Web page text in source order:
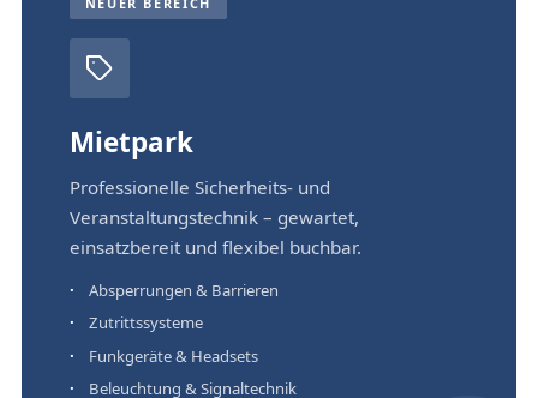
Mietpark
Professionelle Sicherheits- und
Veranstaltungstechnik – gewartet,
einsatzbereit und flexibel buchbar.
Absperrungen & Barrieren
Zutrittssysteme
Funkgeräte & Headsets
Beleuchtung & Signaltechnik